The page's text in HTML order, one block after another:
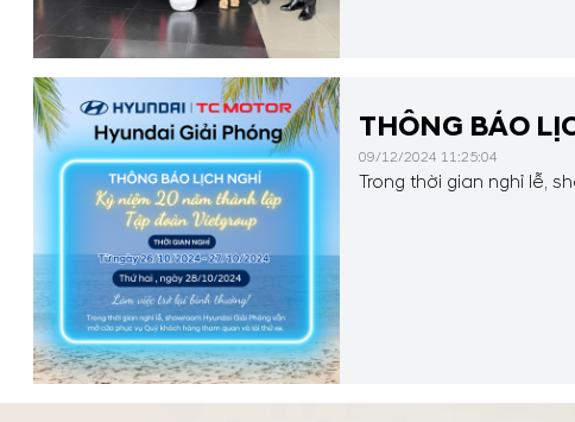
THÔNG BÁO
09/12/2024 11:25:04
Trong thời gian nghỉ lễ,